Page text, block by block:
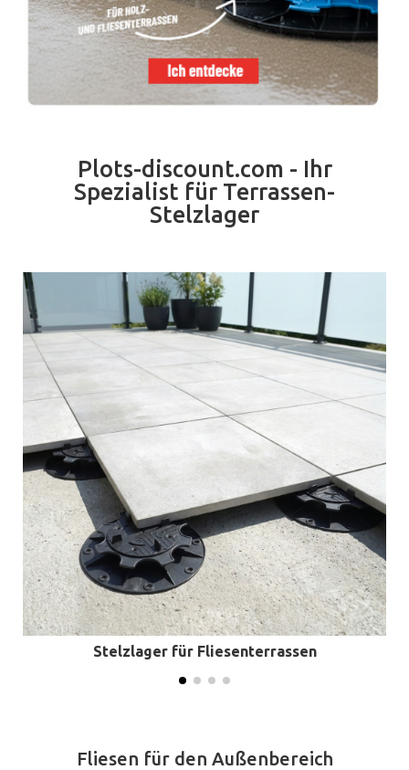
Plots-discount.com - Ihr
Spezialist für Terrassen-
Stelzlager
Stelzlager für Fliesenterrassen
Fliesen für den Außenbereich